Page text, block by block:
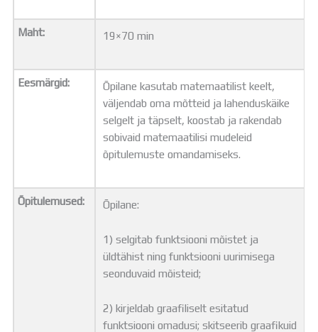
Virtuaaltuur
Kontaktid
Tööpakkumised
Maht: 19×70 min
Eesmärgid:
Õpilane kasutab matemaatilist keelt,
väljendab oma mõtteid ja lahenduskäike
selgelt ja täpselt, koostab ja rakendab
sobivaid matemaatilisi mudeleid
õpitulemuste omandamiseks.
Õpitulemused: Õpilane:
1) selgitab funktsiooni mõistet ja
üldtähist ning funktsiooni uurimisega
seonduvaid mõisteid;
2) kirjeldab graafiliselt esitatud
funktsiooni omadusi; skitseerib graafikuid